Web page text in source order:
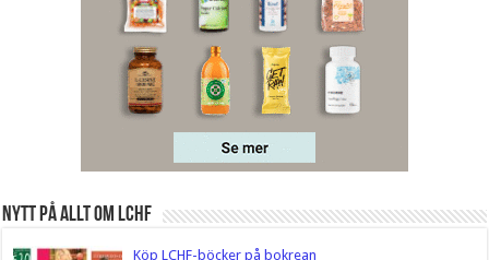
Nytt på Allt om LCHF
Köp LCHF-böcker på bokrean